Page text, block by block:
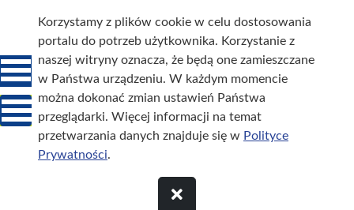
Korzystamy z plików cookie w celu dostosowania
portalu do potrzeb użytkownika. Korzystanie z
naszej witryny oznacza, że będą one zamieszczane
w Państwa urządzeniu. W każdym momencie
można dokonać zmian ustawień Państwa
przeglądarki. Więcej informacji na temat
przetwarzania danych znajduje się w Polityce
Prywatności.